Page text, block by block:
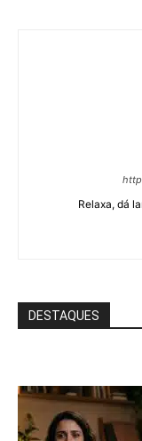
Relaxa, dá
DESTAQUES